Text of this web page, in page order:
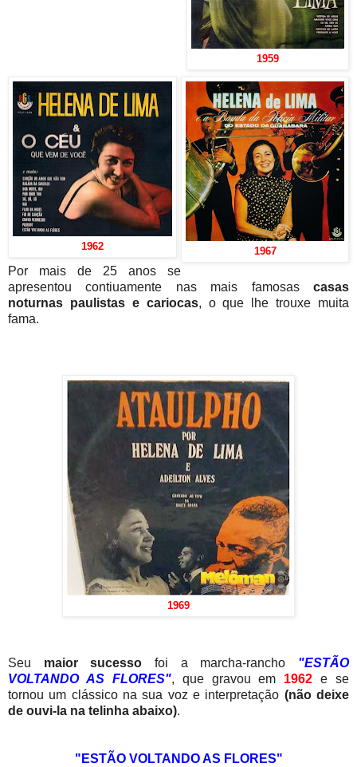
1959
1967
1962
Por mais de 25 anos se
apresentou contiuamente nas mais famosas casas
noturnas paulistas e cariocas, o que lhe trouxe muita
fama.
1969
Seu maior sucesso foi a marcha-rancho "ESTÃO
VOLTANDO AS FLORES", que gravou em 1962 e se
tornou um clássico na sua voz e interpretação (não deixe
de ouvi-la na telinha abaixo).
"ESTÃO VOLTANDO AS FLORES"